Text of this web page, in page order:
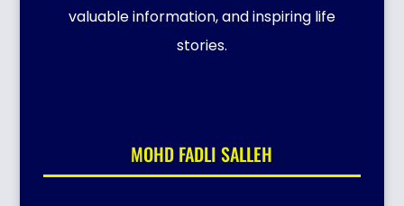
valuable information, and inspiring life
stories.
MOHD FADLI SALLEH